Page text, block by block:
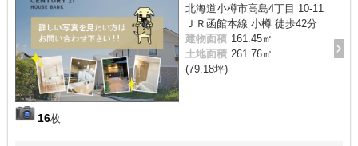
16枚
北海道小樽市高島4丁目 10-11
ＪＲ函館本線 小樽 徒歩42分
建物面積 161.45㎡
土地面積 261.76㎡
(79.18坪)